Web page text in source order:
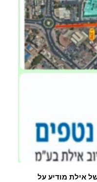
אילת מודיע על